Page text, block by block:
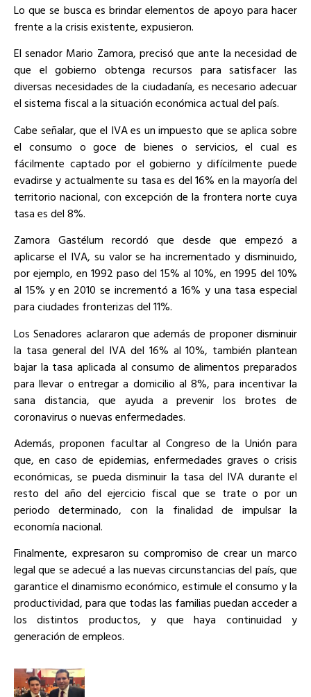
Lo que se busca es brindar elementos de apoyo para hacer
frente a la crisis existente, expusieron.
El senador Mario Zamora, precisó que ante la necesidad de
que el gobierno obtenga recursos para satisfacer las
diversas necesidades de la ciudadanía, es necesario adecuar
el sistema fiscal a la situación económica actual del país.
Cabe señalar, que el IVA es un impuesto que se aplica sobre
el consumo o goce de bienes o servicios, el cual es
fácilmente captado por el gobierno y difícilmente puede
evadirse y actualmente su tasa es del 16% en la mayoría del
territorio nacional, con excepción de la frontera norte cuya
tasa es del 8%.
Zamora Gastélum recordó que desde que empezó a
aplicarse el IVA, su valor se ha incrementado y disminuido,
por ejemplo, en 1992 paso del 15% al 10%, en 1995 del 10%
al 15% y en 2010 se incrementó a 16% y una tasa especial
para ciudades fronterizas del 11%.
Los Senadores aclararon que además de proponer disminuir
la tasa general del IVA del 16% al 10%, también plantean
bajar la tasa aplicada al consumo de alimentos preparados
para llevar o entregar a domicilio al 8%, para incentivar la
sana distancia, que ayuda a prevenir los brotes de
coronavirus o nuevas enfermedades.
Además, proponen facultar al Congreso de la Unión para
que, en caso de epidemias, enfermedades graves o crisis
económicas, se pueda disminuir la tasa del IVA durante el
resto del año del ejercicio fiscal que se trate o por un
periodo determinado, con la finalidad de impulsar la
economía nacional.
Finalmente, expresaron su compromiso de crear un marco
legal que se adecué a las nuevas circunstancias del país, que
garantice el dinamismo económico, estimule el consumo y la
productividad, para que todas las familias puedan acceder a
los distintos productos, y que haya continuidad y
generación de empleos.